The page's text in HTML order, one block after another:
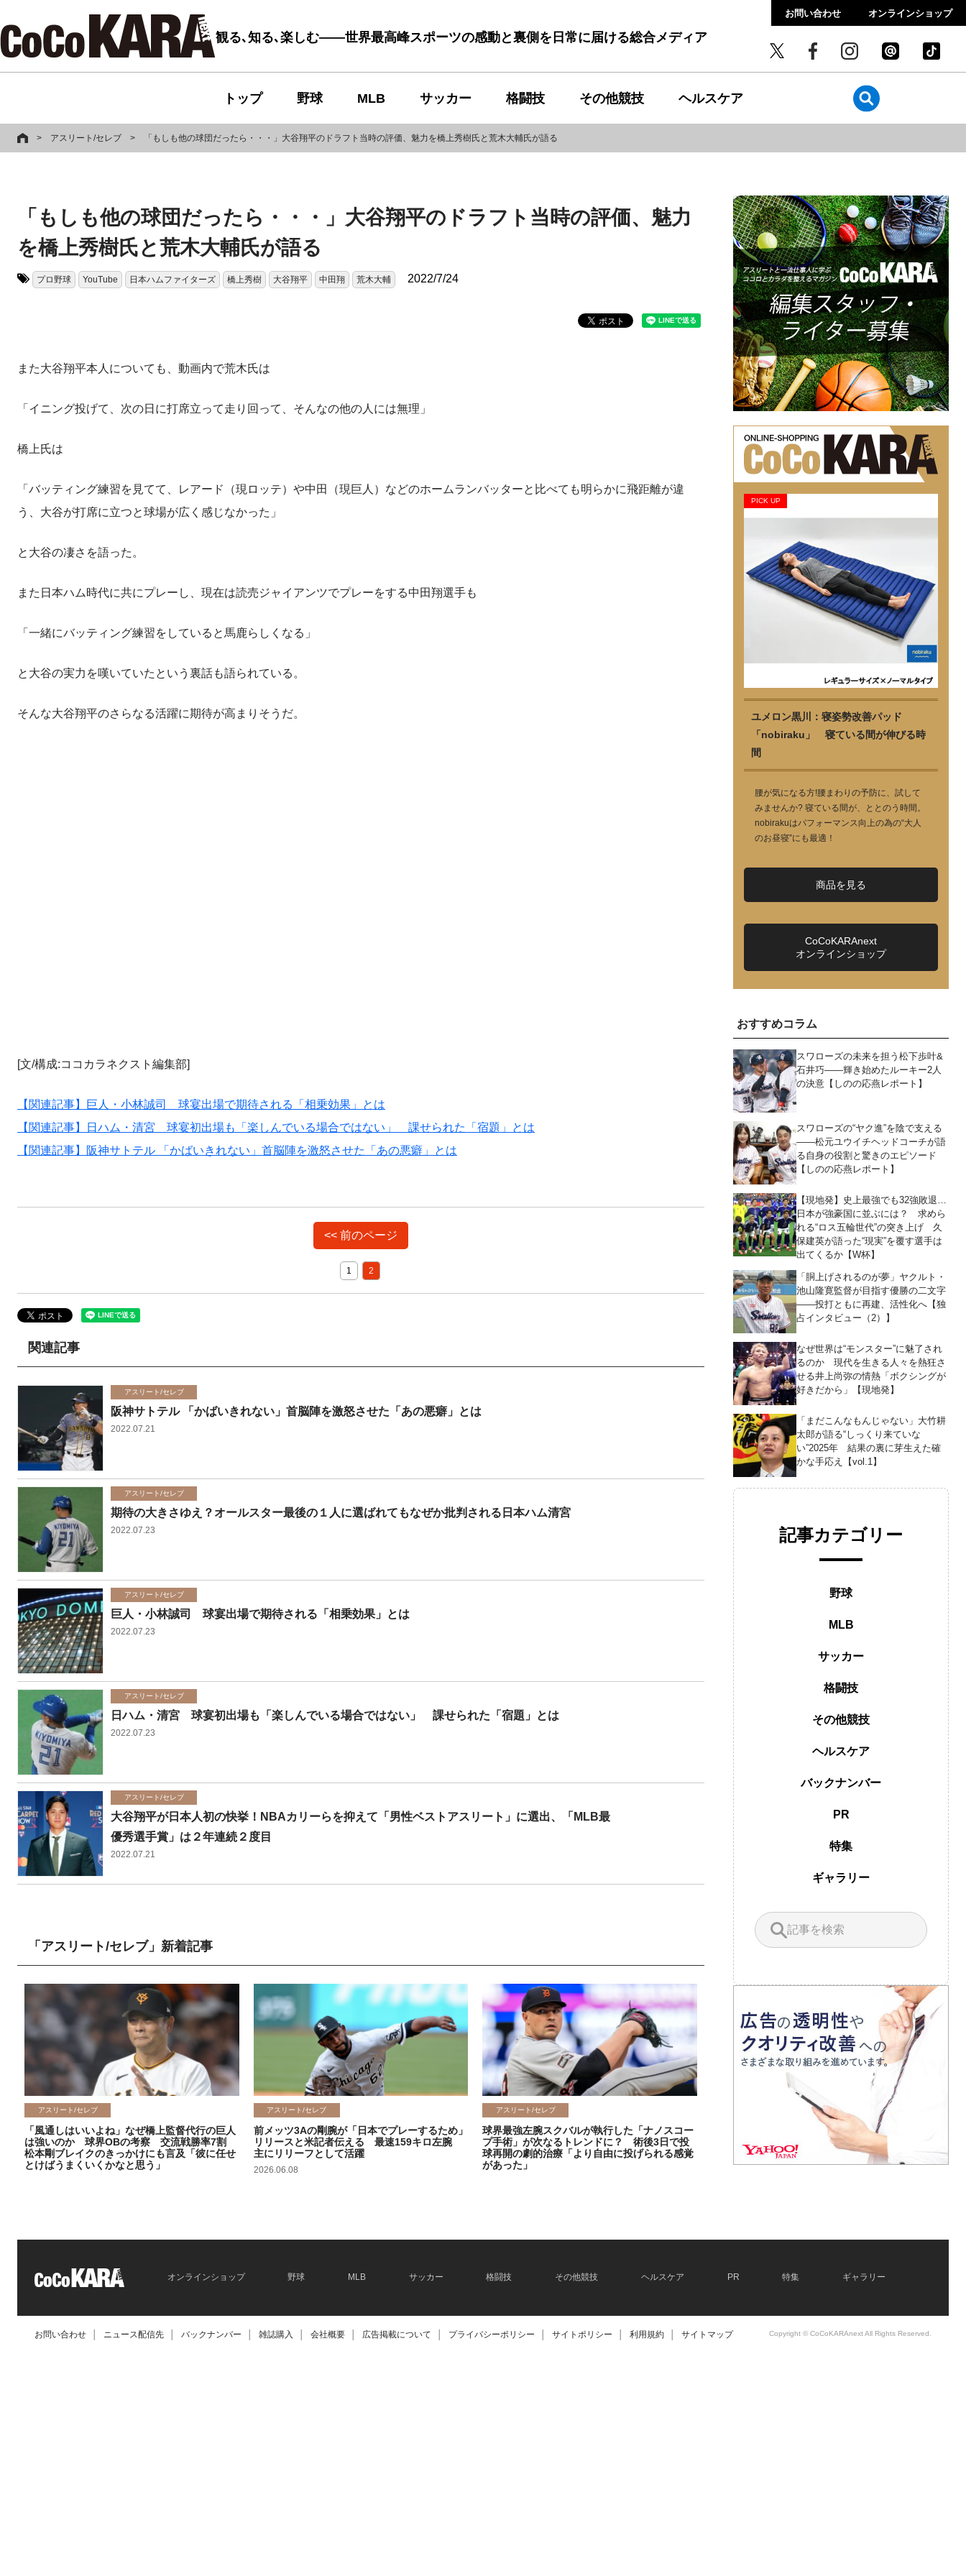
観る､知る､楽しむ――世界最高峰スポーツの感動と裏側を日常に届ける総合メディア
お問い合わせ オンラインショップ
トップ 野球 MLB サッカー 格闘技 その他競技 ヘルスケア
> アスリート/セレブ > 「もしも他の球団だったら・・・」大谷翔平のドラフト当時の評価、魅力を橋上秀樹氏と荒木大輔氏が語る
「もしも他の球団だったら・・・」大谷翔平のドラフト当時の評価、魅力
を橋上秀樹氏と荒木大輔氏が語る
プロ野球 YouTube 日本ハムファイターズ 橋上秀樹 大谷翔平 中田翔 荒木大輔 2022/7/24
また大谷翔平本人についても、動画内で荒木氏は
「イニング投げて、次の日に打席立って走り回って、そんなの他の人には無理」
橋上氏は
「バッティング練習を見てて、レアード（現ロッテ）や中田（現巨人）などのホームランバッターと比べても明らかに飛距離が違
う、大谷が打席に立つと球場が広く感じなかった」
と大谷の凄さを語った。
また日本ハム時代に共にプレーし、現在は読売ジャイアンツでプレーをする中田翔選手も
「一緒にバッティング練習をしていると馬鹿らしくなる」
と大谷の実力を嘆いていたという裏話も語られている。
そんな大谷翔平のさらなる活躍に期待が高まりそうだ。
[文/構成:ココカラネクスト編集部]
【関連記事】巨人・小林誠司 球宴出場で期待される「相乗効果」とは
【関連記事】日ハム・清宮 球宴初出場も「楽しんでいる場合ではない」 課せられた「宿題」とは
【関連記事】阪神サトテル 「かばいきれない」首脳陣を激怒させた「あの悪癖」とは
<< 前のページ
1 2
関連記事
アスリート/セレブ
阪神サトテル 「かばいきれない」首脳陣を激怒させた「あの悪癖」とは
2022.07.21
アスリート/セレブ
期待の大きさゆえ？オールスター最後の１人に選ばれてもなぜか批判される日本ハム清宮
2022.07.23
アスリート/セレブ
巨人・小林誠司 球宴出場で期待される「相乗効果」とは
2022.07.23
アスリート/セレブ
日ハム・清宮 球宴初出場も「楽しんでいる場合ではない」 課せられた「宿題」とは
2022.07.23
アスリート/セレブ
大谷翔平が日本人初の快挙！NBAカリーらを抑えて「男性ベストアスリート」に選出、「MLB最
優秀選手賞」は２年連続２度目
2022.07.21
「アスリート/セレブ」新着記事
アスリート/セレブ
「風通しはいいよね」なぜ橋上監督代行の巨人
は強いのか 球界OBの考察 交流戦勝率7割
松本剛ブレイクのきっかけにも言及「彼に任せ
とけばうまくいくかなと思う」
アスリート/セレブ
前メッツ3Aの剛腕が「日本でプレーするため」
リリースと米記者伝える 最速159キロ左腕
主にリリーフとして活躍
2026.06.08
アスリート/セレブ
球界最強左腕スクバルが執行した「ナノスコー
プ手術」が次なるトレンドに？ 術後3日で投
球再開の劇的治療「より自由に投げられる感覚
があった」
PICK UP
ユメロン黒川：寝姿勢改善パッド
「nobiraku」 寝ている間が伸びる時
間
腰が気になる方!腰まわりの予防に、試して
みませんか? 寝ている間が、ととのう時間。
nobirakuはパフォーマンス向上の為の“大人
のお昼寝”にも最適！
商品を見る
CoCoKARAnext
オンラインショップ
おすすめコラム
スワローズの未来を担う松下歩叶&
石井巧――輝き始めたルーキー2人
の決意【しのの応燕レポート】
スワローズの“ヤク進”を陰で支える
――松元ユウイチヘッドコーチが語
る自身の役割と驚きのエピソード
【しのの応燕レポート】
【現地発】史上最強でも32強敗退…
日本が強豪国に並ぶには？ 求めら
れる“ロス五輪世代”の突き上げ 久
保建英が語った“現実”を覆す選手は
出てくるか【W杯】
「胴上げされるのが夢」ヤクルト・
池山隆寛監督が目指す優勝の二文字
――投打ともに再建、活性化へ【独
占インタビュー（2）】
なぜ世界は“モンスター”に魅了され
るのか 現代を生きる人々を熱狂さ
せる井上尚弥の情熱「ボクシングが
好きだから」【現地発】
「まだこんなもんじゃない」大竹耕
太郎が語る“しっくり来ていな
い”2025年 結果の裏に芽生えた確
かな手応え【vol.1】
記事カテゴリー
野球
MLB
サッカー
格闘技
その他競技
ヘルスケア
バックナンバー
PR
特集
ギャラリー
オンラインショップ 野球 MLB サッカー 格闘技 その他競技 ヘルスケア PR 特集 ギャラリー
お問い合わせ ニュース配信先 バックナンバー 雑誌購入 会社概要 広告掲載について プライバシーポリシー サイトポリシー 利用規約 サイトマップ Copyright © CoCoKARAnext All Rights Reserved.